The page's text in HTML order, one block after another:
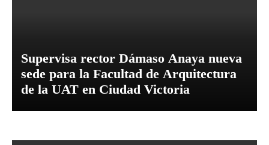
Supervisa rector Dámaso Anaya nueva
sede para la Facultad de Arquitectura
de la UAT en Ciudad Victoria